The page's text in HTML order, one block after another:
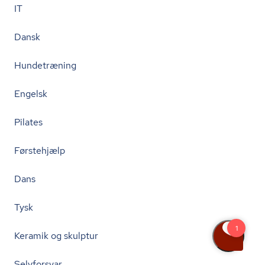
IT
Dansk
Hundetræning
Engelsk
Pilates
Førstehjælp
Dans
Tysk
Keramik og skulptur